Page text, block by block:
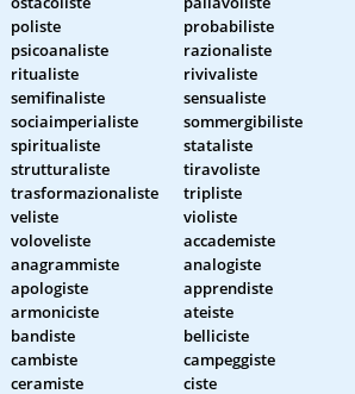
poliste probabiliste
psicoanaliste razionaliste
ritualiste rivivaliste
semifinaliste sensualiste
sociaimperialiste sommergibiliste
spiritualiste stataliste
strutturaliste tiravoliste
trasformazionaliste tripliste
veliste violiste
voloveliste accademiste
anagrammiste analogiste
apologiste apprendiste
armoniciste ateiste
bandiste belliciste
cambiste campeggiste
ceramiste ciste